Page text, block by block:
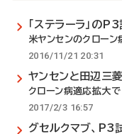
「ステラーラ」の
米ヤンセンのクローン
2016/11/21 20:31
ヤンセンと田辺三菱
クローン病適応拡大で
2017/2/3 16:57
グセルクマブ、P3